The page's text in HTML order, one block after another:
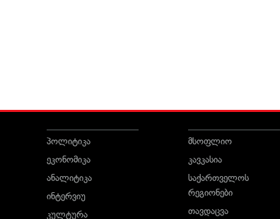
პოლიტიკა
ეკონომიკა
ანალიტიკა
ინტერვიუ
კულტურა
მსოფლიო
კავკასია
საქართველოს
რეგიონები
თავდაცვა